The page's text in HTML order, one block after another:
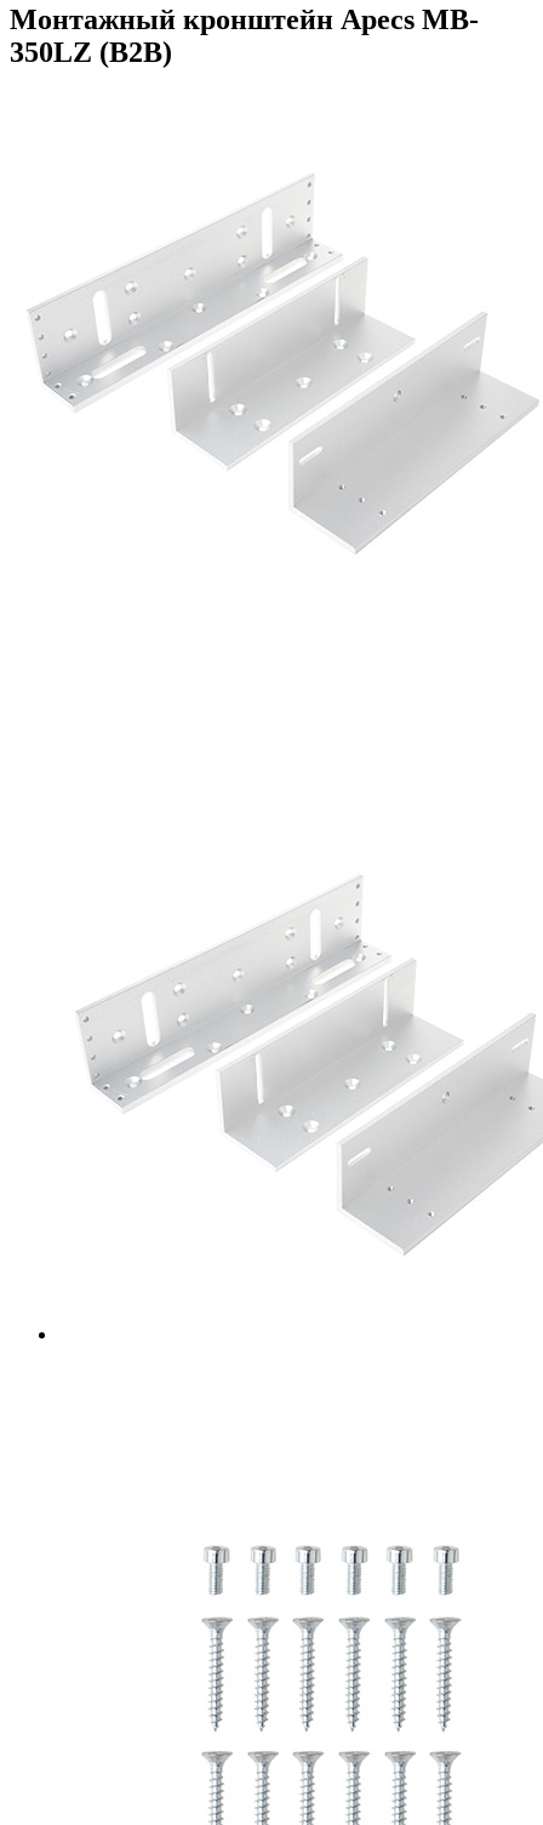
Монтажный кронштейн Apecs MB-
350LZ (B2B)